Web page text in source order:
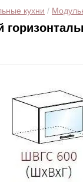
кухни /